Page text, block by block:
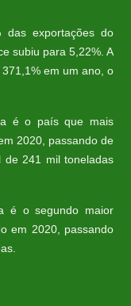
das exportações do
subiu para 5,22%. A
em um ano, o
é o país que mais
2020, passando de
241 mil toneladas
é o segundo maior
em 2020, passando